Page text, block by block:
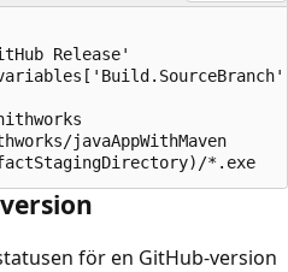
Release'
för en GitHub-version